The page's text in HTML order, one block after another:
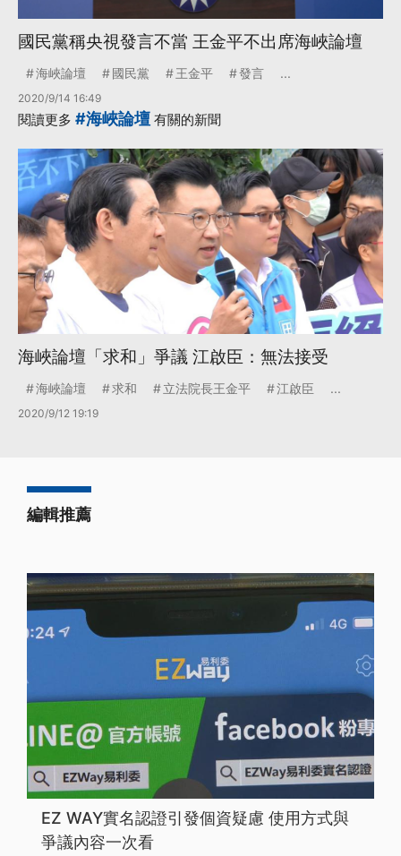
國民黨稱央視發言不當 王金平不出席海峽論壇
海峽論壇 國民黨 王金平 發言 ...
2020/9/14 16:49
閱讀更多 #海峽論壇 有關的新聞
海峽論壇「求和」爭議 江啟臣：無法接受
海峽論壇 求和 立法院長王金平 江啟臣 ...
2020/9/12 19:19
編輯推薦
EZ WAY實名認證引發個資疑慮 使用方式與
爭議內容一次看